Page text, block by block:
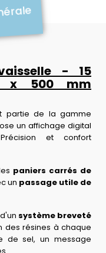
- 15
x 500 mm
partie de la gamme
un affichage digital
et confort
paniers carrés de
un passage utile de
système breveté
des résines à chaque
de sel, un message